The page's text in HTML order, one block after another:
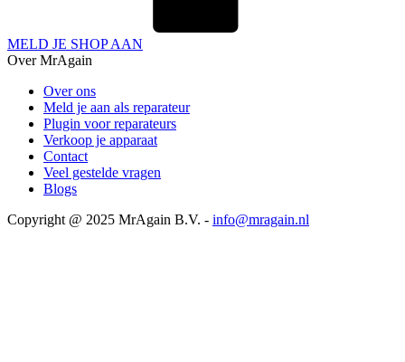
MELD JE SHOP AAN
Over MrAgain
Over ons
Meld je aan als reparateur
Plugin voor reparateurs
Verkoop je apparaat
Contact
Veel gestelde vragen
Blogs
Copyright @ 2025 MrAgain B.V. - info@mragain.nl